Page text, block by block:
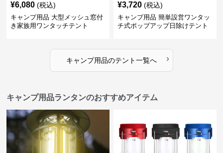
¥6,080 (税込)
キャンプ用品 大型メッシュ窓付
き家族用ワンタッチテント
¥3,720 (税込)
キャンプ用品 簡単設営ワンタッ
チ式ポップアップ日除けテント
キャンプ用品のテント一覧へ ›
キャンプ用品ランタンのおすすめアイテム